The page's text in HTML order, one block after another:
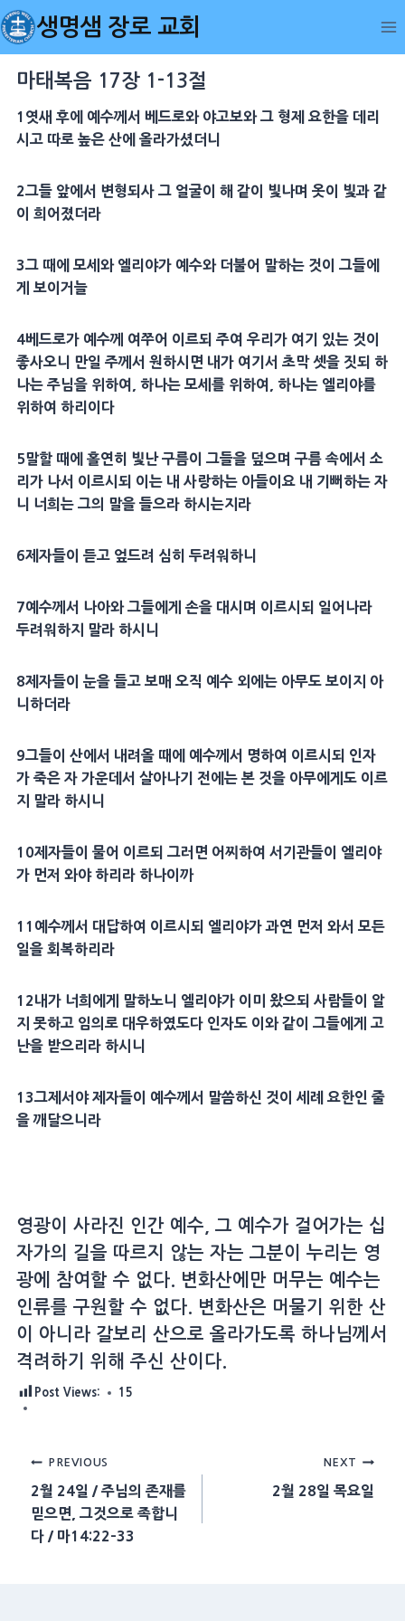
Skip
to
content
생명샘 장로 교회
마태복음 17장 1-13절
1 엿새 후에 예수께서 베드로와 야고보와 그 형제 요한을 데리
시고 따로 높은 산에 올라가셨더니
2그들 앞에서 변형되사 그 얼굴이 해 같이 빛나며 옷이 빛과 같
이 희어졌더라
3그 때에 모세 와 엘리야가 예수와 더불어 말하는 것이 그들에
게 보이거늘
4베드로가 예수께 여쭈어 이르되 주여 우리가 여기 있는 것이
좋사오니 만일 주께서 원하시면 내가 여기서 초막셋을 짓되 하
나는 주님을 위하여, 하나는 모세 를 위하여, 하나는 엘리야를
위하여 하리이다
5말할 때에 홀연히 빛난 구름이 그들을 덮으며 구름 속에서 소
리가 나서 이르시되 이는 내 사랑하는 아들이요 내 기뻐하는 자
니 너희는 그의 말을 들으라 하시는지라
6제자들이 듣고 엎드려 심히 두려워하니
7예수께서 나아와 그들에게 손을 대시며 이르시되 일어나라
두려워하지 말라 하시니
8제자들이 눈을 들고 보매 오직 예수 외에는 아무도 보이지 아
니하더라
9그들이 산에서 내려올 때에 예수께서 명하여 이르시되 인자
가 죽은 자 가운데서 살아나기 전에는 본 것을 아무에게도 이르
지 말라 하시니
10제자들이 물어 이르되 그러면 어찌하여 서기관들이 엘리야
가 먼저 와야 하리라 하나이까
11 예수께서 대답하여 이르시되 엘리야가 과연 먼저 와서 모든
일을 회복하리라
12내가 너희에게 말하노니 엘리야가 이미 왔으되 사람들이 알
지 못하고 임의로 대우하였도다 인자도 이와 같이 그들에게 고
난을 받으리라 하시니
13그제서야제자들이 예수께서 말씀하신 것이 세례 요한인 줄
을 깨달으니라
영광이 사라진 인간 예수, 그 예수가 걸어가는 십
자가의 길을 따르지 않는 자는 그분이 누리는 영
광에 참여할 수 없다. 변화산에만 머무는 예수는
인류를 구원할 수 없다. 변화산은 머물기 위한 산
이 아니라 갈보리 산으로 올라가도록 하나님께서
격려하기 위해 주신 산이다.
Post Views: 15
Post
navigation
PREVIOUS
2월 24일 / 주님의 존재를
믿으면, 그것으로 족합니
다 / 마14:22-33
NEXT
2월 28일 목요일